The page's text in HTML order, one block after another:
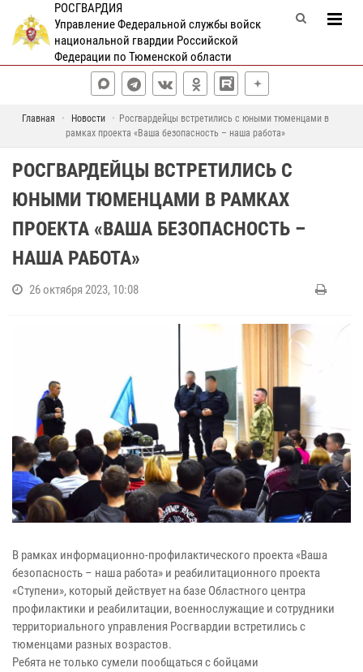
РОСГВАРДИЯ
Управление Федеральной службы войск
национальной гвардии Российской
Федерации по Тюменской области
Главная Новости
Росгвардейцы встретились с юными тюменцами в
рамках проекта «Ваша безопасность – наша работа»
РОСГВАРДЕЙЦЫ ВСТРЕТИЛИСЬ С
ЮНЫМИ ТЮМЕНЦАМИ В РАМКАХ
ПРОЕКТА «ВАША БЕЗОПАСНОСТЬ –
НАША РАБОТА»
26 октября 2023, 10:08
В рамках информационно-профилактического проекта «Ваша
безопасность – наша работа» и реабилитационного проекта
«Ступени», который действует на базе Областного центра
профилактики и реабилитации, военнослужащие и сотрудники
территориального управления Росгвардии встретились с
тюменцами разных возрастов.
Ребята не только сумели пообщаться с бойцами